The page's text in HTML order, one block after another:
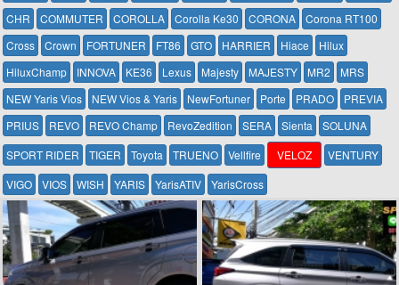
CHR
COMMUTER COROLLA Corolla Ke30 CORONA
Corona RT100
Cross
Crown FORTUNER FT86 GTO HARRIER Hiace
Hilux
HiluxChamp
INNOVA KE36 Lexus Majesty MAJESTY MR2
MRS
NEW Yaris Vios
NEW Vios & Yaris NewFortuner Porte PRADO
PREVIA
PRIUS
REVO REVO Champ RevoZedition SERA Sienta
SOLUNA
SPORT RIDER
TIGER Toyota TRUENO Vellfire VELOZ
VENTURY
VIGO
VIOS WISH YARIS YarisATIV YarisCross